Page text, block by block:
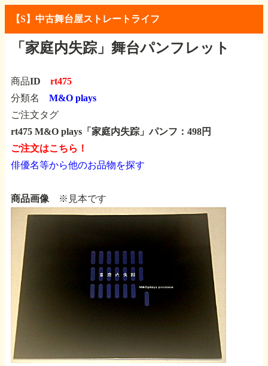
【S】中古舞台屋ストレートライフ
「家庭内失踪」舞台パンフレット
商品ID rt475
分類名 M&O plays
ご注文タグ
rt475 M&O plays「家庭内失踪」パンフ：498円
ご注文はこちら！
俳優名等から他のお品物を探す
商品画像 ※見本です